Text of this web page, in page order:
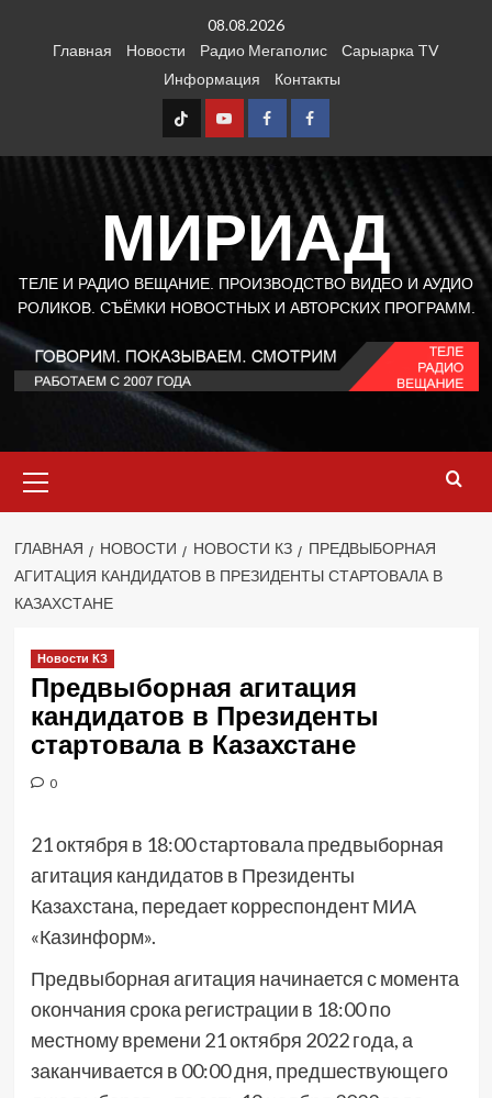
08.08.2026
Главная
Новости Радио Мегаполис
Сарыарка TV
Информация
Контакты
TT Youtube
FB1 FB2
МИРИАД
ТЕЛЕ И РАДИО ВЕЩАНИЕ. ПРОИЗВОДСТВО ВИДЕО И АУДИО
РОЛИКОВ. СЪЁМКИ НОВОСТНЫХ И АВТОРСКИХ ПРОГРАММ.
меню
ГЛАВНАЯ НОВОСТИ НОВОСТИ КЗ
ПРЕДВЫБОРНАЯ
АГИТАЦИЯ КАНДИДАТОВ В ПРЕЗИДЕНТЫ СТАРТОВАЛА В
КАЗАХСТАНЕ
Новости КЗ
Предвыборная агитация
кандидатов в Президенты
стартовала в Казахстане
0
21 октября в 18:00 стартовала предвыборная
агитация кандидатов в Президенты
Казахстана, передает корреспондент МИА
«Казинформ».
Предвыборная агитация начинается с момента
окончания срока регистрации в 18:00 по
местному времени 21 октября 2022 года, а
заканчивается в 00:00 дня, предшествующего